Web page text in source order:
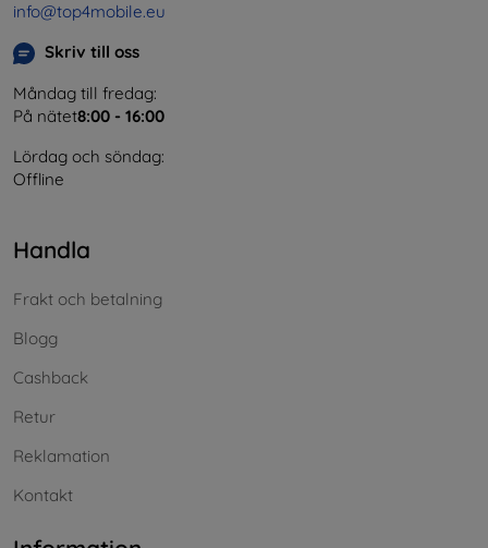
info@top4mobile.eu
Skriv till oss
Måndag till fredag:
På nätet8:00 - 16:00
Lördag och söndag:
Offline
Handla
Frakt och betalning
Blogg
Cashback
Retur
Reklamation
Kontakt